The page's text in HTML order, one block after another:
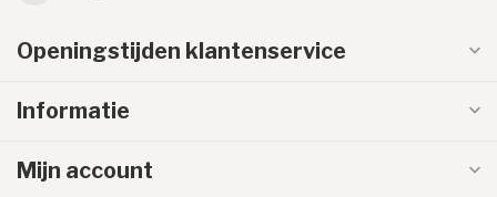
Openingstijden klantenservice
Informatie
Mijn account